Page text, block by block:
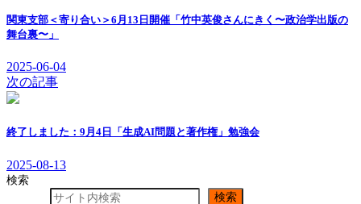
関東支部＜寄り合い＞6月13日開催「竹中英俊さんにきく〜政治学出版の
舞台裏〜」
2025-06-04
次の記事
終了しました：9月4日「生成AI問題と著作権」勉強会
2025-08-13
検索
検索